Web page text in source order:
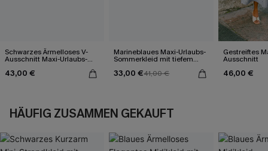
Schwarzes Ärmelloses V-
Ausschnitt Maxi-Urlaubs-
43,00 €
Marineblaues Maxi-Urlaubs-
Sommerkleid mit tiefem
33,00 €41,00 €
Gestreiftes
Ausschnitt
46,00 €
HÄUFIG ZUSAMMEN GEKAUFT